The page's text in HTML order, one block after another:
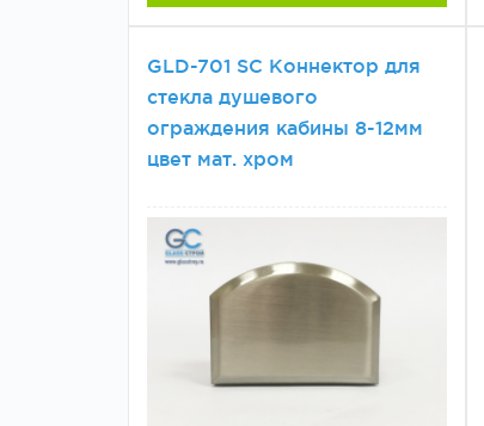
GLD-701 SC Коннектор для
стекла душевого
ограждения кабины 8-12мм
цвет мат. хром